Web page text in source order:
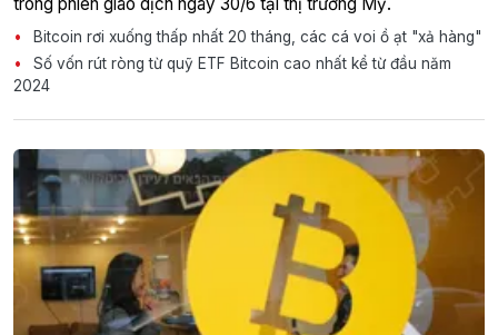
Bitcoin rơi xuống thấp nhất 20 tháng, các cá voi ồ ạt "xả hàng"
Số vốn rút ròng từ quỹ ETF Bitcoin cao nhất kể từ đầu năm
2024